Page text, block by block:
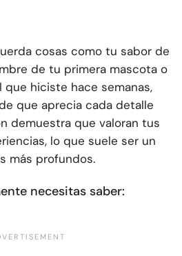
cosas como tu sabor de
de tu primera mascota o
que hiciste hace semanas,
que aprecia cada detalle
demuestra que valoran tus
lo que suele ser un
más profundos.
necesitas saber: